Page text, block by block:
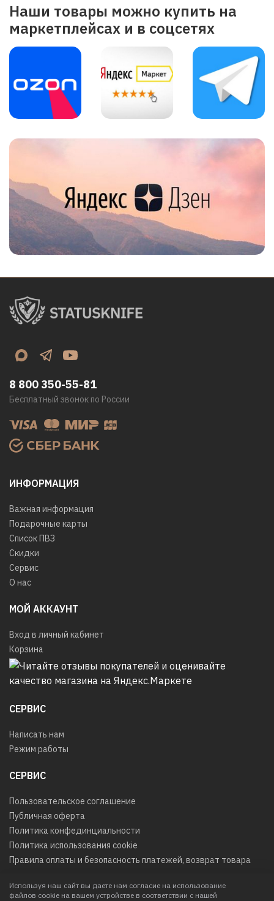
Наши товары можно купить на
маркетплейсах и в соцсетях
ИНФОРМАЦИЯ
Важная информация
Подарочные карты
Список ПВЗ
Скидки
Сервис
О нас
МОЙ АККАУНТ
Вход в личный кабинет
Корзина
СЕРВИС
Написать нам
Режим работы
СЕРВИС
Пользовательское соглашение
Публичная оферта
Политика конфединциальности
Политика использования cookie
Правила оплаты и безопасность платежей, возврат товара
8 800 350-55-81
Бесплатный звонок по России
Используя наш сайт вы даете нам согласие на использование
файлов cookie на вашем устройстве в соответствии с нашей